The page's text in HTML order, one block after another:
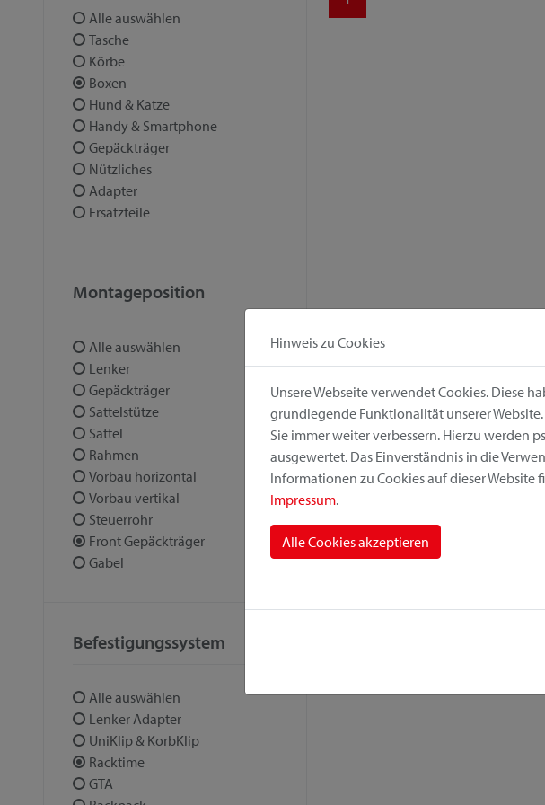
Alle auswählen
Tasche
Körbe
Boxen
Hund & Katze
Handy & Smartphone
Gepäckträger
Nützliches
Adapter
Ersatzteile
Montageposition
Alle auswählen
Lenker
Gepäckträger
Sattelstütze
Sattel
Rahmen
Vorbau horizontal
Vorbau vertikal
Steuerrohr
Front Gepäckträger
Gabel
Befestigungssystem
Alle auswählen
Lenker Adapter
UniKlip & KorbKlip
Racktime
GTA
Hinweis zu Cookies
Unsere Webseite verwendet Cookies. Diese
grundlegende Funktionalität unserer
Sie immer weiter verbessern. Hierzu werden
ausgewertet. Das Einverständnis in die
Informationen zu Cookies auf dieser Website
Impressum.
Alle Cookies akzeptieren